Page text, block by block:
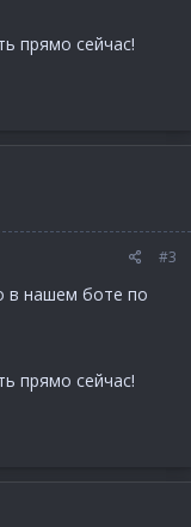
прямо сейчас!
#3
в нашем боте по
прямо сейчас!